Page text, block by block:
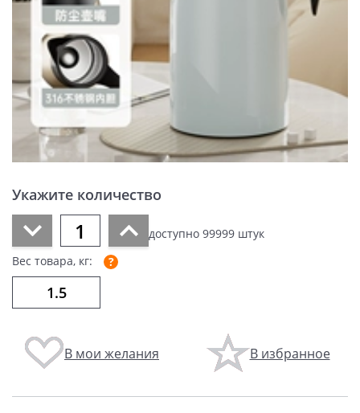
Укажите количество
доступно 99999 штук
Вес товара, кг:
В мои желания В избранное